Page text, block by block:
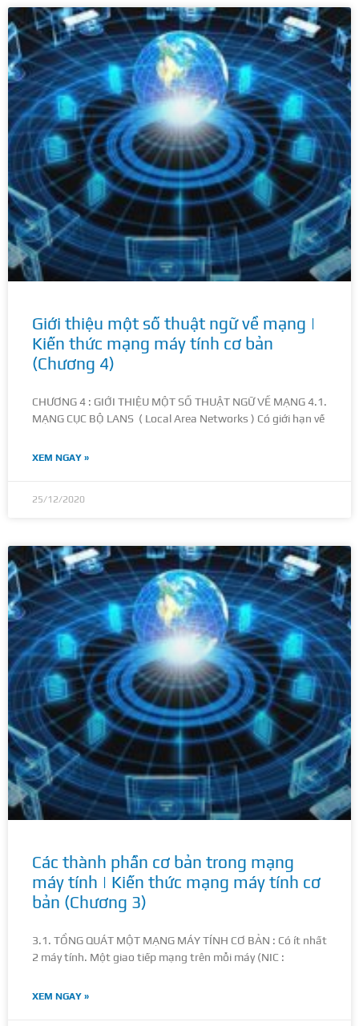
Giới thiệu một số thuật ngữ về mạng |
Kiến thức mạng máy tính cơ bản
(Chương 4)
CHƯƠNG 4 : GIỚI THIỆU MỘT SỐ THUẬT NGỮ VỀ MẠNG 4.1.
MẠNG CỤC BỘ LANS ( Local Area Networks ) Có giới hạn về
XEM NGAY »
25/12/2020
Các thành phần cơ bản trong mạng
máy tính | Kiến thức mạng máy tính cơ
bản (Chương 3)
3.1. TỔNG QUÁT MỘT MẠNG MÁY TÍNH CƠ BẢN : Có ít nhất
2 máy tính. Một giao tiếp mạng trên mỗi máy (NIC :
XEM NGAY »